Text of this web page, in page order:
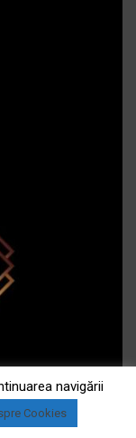
navigării
Cookies